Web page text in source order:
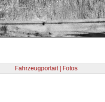
Fahrzeugportait | Fotos